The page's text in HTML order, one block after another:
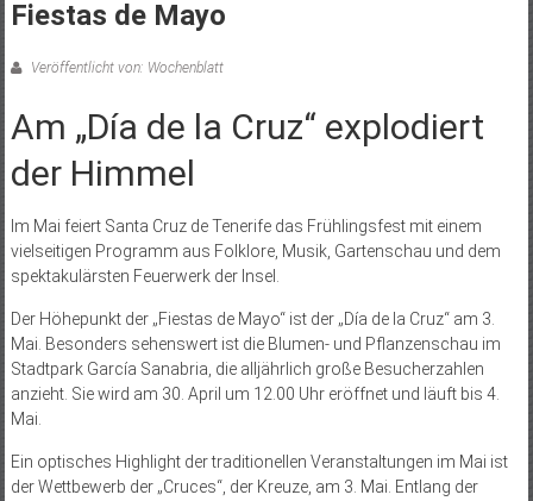
Fiestas de Mayo
Veröffentlicht von: Wochenblatt
Am „Día de la Cruz“ explodiert
der Himmel
Im Mai feiert Santa Cruz de Tenerife das Frühlingsfest mit einem
vielseitigen Programm aus Folklore, Musik, Gartenschau und dem
spektakulärsten Feuerwerk der Insel.
Der Höhepunkt der „Fiestas de Mayo“ ist der „Día de la Cruz“ am 3.
Mai. Besonders sehenswert ist die Blumen- und Pflanzenschau im
Stadtpark García Sanabria, die alljährlich große Besucherzahlen
anzieht. Sie wird am 30. April um 12.00 Uhr eröffnet und läuft bis 4.
Mai.
Ein optisches Highlight der traditionellen Veranstaltungen im Mai ist
der Wettbewerb der „Cruces“, der Kreuze, am 3. Mai. Entlang der